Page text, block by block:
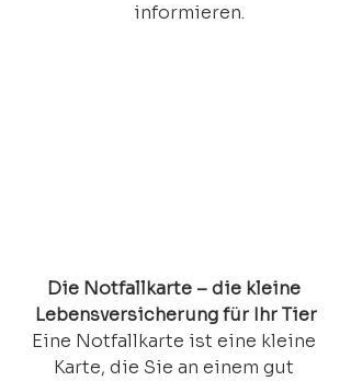
informieren.
Die Notfallkarte – die kleine
Lebensversicherung für Ihr Tier
Eine Notfallkarte ist eine kleine
Karte, die Sie an einem gut